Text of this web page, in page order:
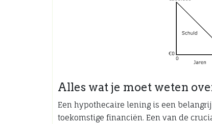
Alles wat je moet weten
Een hypothecaire lening is een
toekomstige financiën. Een van de